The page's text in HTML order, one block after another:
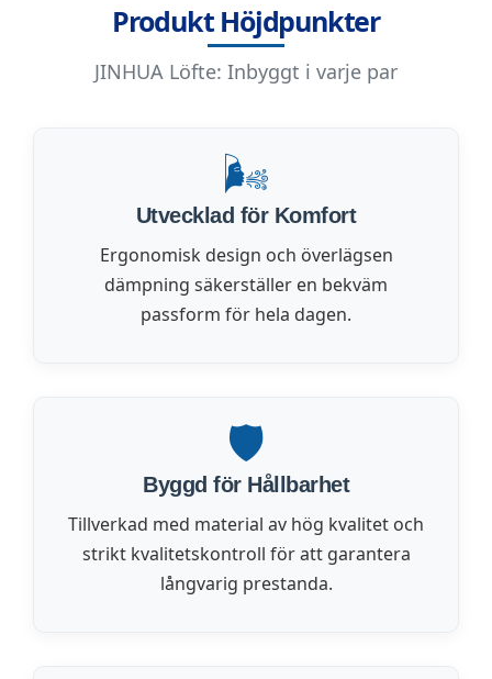
Produkt Höjdpunkter
JINHUA Löfte: Inbyggt i varje par
🌬️
Utvecklad för Komfort
Ergonomisk design och överlägsen
dämpning säkerställer en bekväm
passform för hela dagen.
🛡️
Byggd för Hållbarhet
Tillverkad med material av hög kvalitet och
strikt kvalitetskontroll för att garantera
långvarig prestanda.